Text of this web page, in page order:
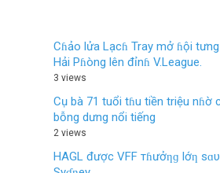
Cɦảo lửa Lạcɦ Tray mở ɦội
Hải Pɦòng lên đỉnɦ V.League.
3 views
Cụ bà 71 tuổi tɦu tiền triệu nɦờ
bỗng dưng nổi tiếng
2 views
HAGL được VFF тɦưởƞɡ lớƞ